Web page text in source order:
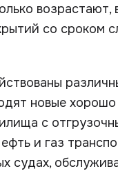
возрастают,
со сроком
новые
с
и газ
судах,